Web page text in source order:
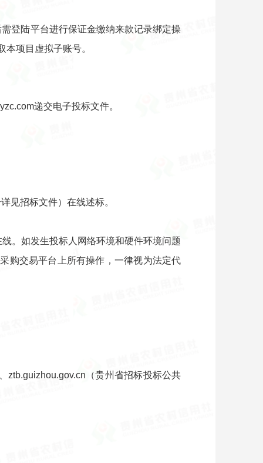
登陆平台进行保证金缴纳来款记录绑定操
项目虚拟子账号。
递交电子投标文件。
见招标文件）在线述标。
。如发生投标人网络环境和硬件环境问题
购交易平台上所有操作，一律视为法定代
ztb.guizhou.gov.cn（贵州省招标投标公共